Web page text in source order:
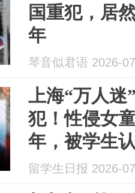
国重犯，居
年
琴音似君语 2026-
上海“万人迷
犯！性侵女
年，被学生
留学生日报 2026-